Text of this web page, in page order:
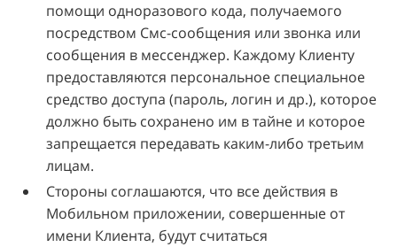
помощи одноразового кода, получаемого
посредством Смс-сообщения или звонка или
сообщения в мессенджер. Каждому Клиенту
предоставляются персональное специальное
средство доступа (пароль, логин и др.), которое
должно быть сохранено им в тайне и которое
запрещается передавать каким-либо третьим
лицам.
Стороны соглашаются, что все действия в
Мобильном приложении, совершенные от
имени Клиента, будут считаться